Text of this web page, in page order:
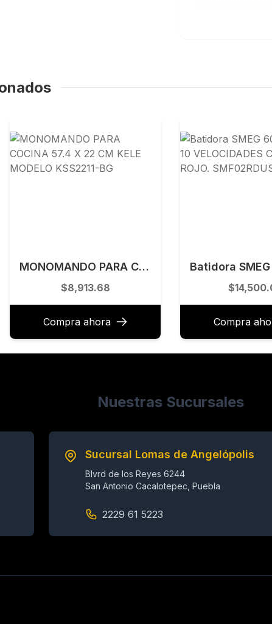
MONOMANDO PARA COCINA 57.4 X 22 CM KELE MODELO KSS2211-BG
$8,913.68
Compra ahora Compra
Nuestras Sucursales
Sucursal Lomas de Angelópolis
Blvrd de los Reyes 6244
San Antonio Cacalotepec, Puebla
2229 61 5223